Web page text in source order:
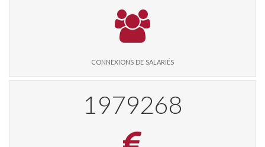
connexions de salariés
2074124